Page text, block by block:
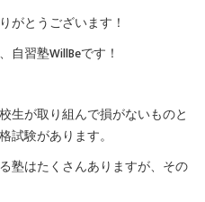
がとうございます！
習塾WillBeです！
生が取り組んで損がないものと
試験があります。
塾はたくさんありますが、その